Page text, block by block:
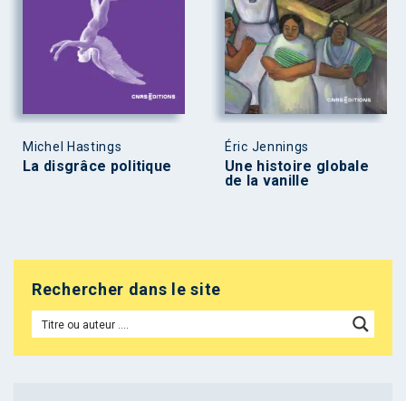
Michel Hastings
La disgrâce politique
Éric Jennings
Une histoire globale
de la vanille
Rechercher dans le site